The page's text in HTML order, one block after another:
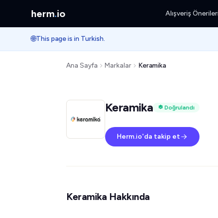
herm.io Alışveriş Önerileri
🌐This page is in Turkish.
Ana Sayfa Markalar Keramika
Keramika Doğrulandı
Herm.io'da takip et
Keramika Hakkında